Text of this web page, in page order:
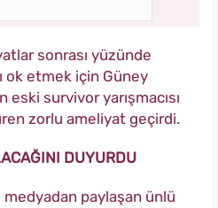
sonrası yüzünde
ok etmek için Güney
survivor yarışmacısı
zorlu ameliyat geçirdi.
DUYURDU
medyadan paylaşan ünlü